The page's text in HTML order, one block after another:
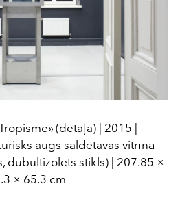
(detaļa) | 2015 |
augs saldētavas vitrīnā
dubultizolēts stikls) | 207.85 ×
× 65.3 cm